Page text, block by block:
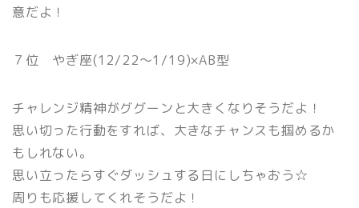
意だよ！
７位 やぎ座(12/22〜1/19)×AB型
チャレンジ精神がググーンと大きくなりそうだよ！
思い切った行動をすれば、大きなチャンスも掴めるか
もしれない。
思い立ったらすぐダッシュする日にしちゃおう☆
周りも応援してくれそうだよ！